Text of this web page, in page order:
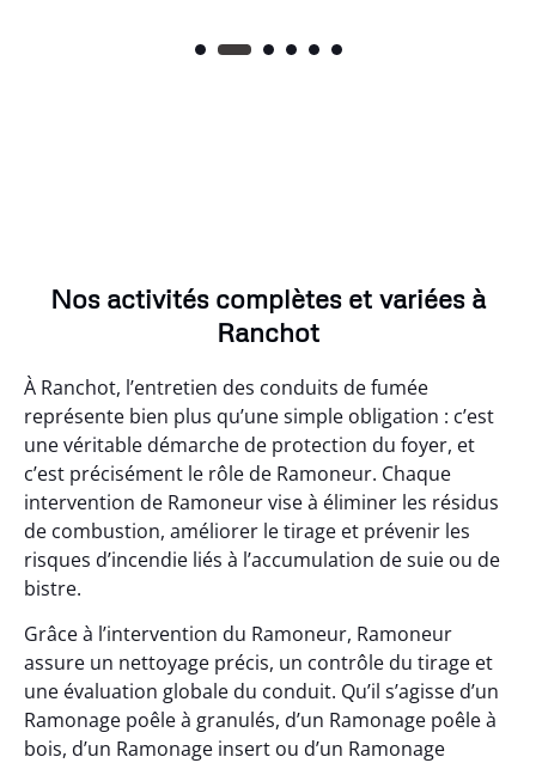
Nos activités complètes et variées à
Ranchot
À Ranchot, l’entretien des conduits de fumée
représente bien plus qu’une simple obligation : c’est
une véritable démarche de protection du foyer, et
c’est précisément le rôle de Ramoneur. Chaque
intervention de Ramoneur vise à éliminer les résidus
de combustion, améliorer le tirage et prévenir les
risques d’incendie liés à l’accumulation de suie ou de
bistre.
Grâce à l’intervention du Ramoneur, Ramoneur
assure un nettoyage précis, un contrôle du tirage et
une évaluation globale du conduit. Qu’il s’agisse d’un
Ramonage poêle à granulés, d’un Ramonage poêle à
bois, d’un Ramonage insert ou d’un Ramonage